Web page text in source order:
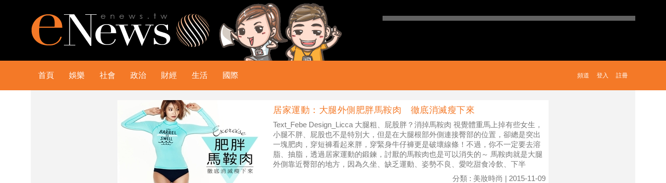
首頁 娛樂 社會 政治 財經 生活 國際 註冊
登入
頻道
居家運動：大腿外側肥胖馬鞍肉 徹底消滅瘦下來
Text_Febe Design_Licca 大腿粗、屁股胖？消掉馬鞍肉 視覺體重馬上掉有些女生，
小腿不胖、屁股也不是特別大，但是在大腿根部外側連接臀部的位置，卻總是突出
一塊肥肉，穿短褲看起來胖，穿緊身牛仔褲更是破壞線條！不過，你不一定要去溶
脂、抽脂，透過居家運動的鍛鍊，討厭的馬鞍肉也是可以消失的～ 馬鞍肉就是大腿
外側靠近臀部的地方，因為久坐、缺乏運動、姿勢不良、愛吃甜食冷飲、下半
分類 : 美妝時尚 | 2015-11-09